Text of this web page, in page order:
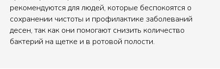
рекомендуются для людей, которые беспокоятся о
сохранении чистоты и профилактике заболеваний
десен, так как они помогают снизить количество
бактерий на щетке и в ротовой полости.